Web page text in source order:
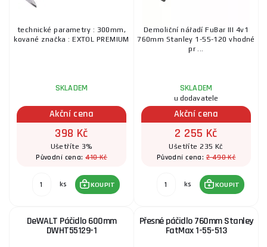
technické parametry : 300mm,
kované značka : EXTOL PREMIUM
SKLADEM
Akční cena
398 Kč
Ušetříte 3%
Původní cena:410 Kč
ks KOUPIT
Demoliční nářadí FuBar III 4v1
760mm Stanley 1-55-120 vhodné
pr ...
SKLADEM
u dodavatele
Akční cena
2 255 Kč
Ušetříte 235 Kč
Původní cena:2 490 Kč
ks KOUPIT
DeWALT Páčidlo 600mm
DWHT55129-1
Přesné páčidlo 760mm Stanley
FatMax 1-55-513